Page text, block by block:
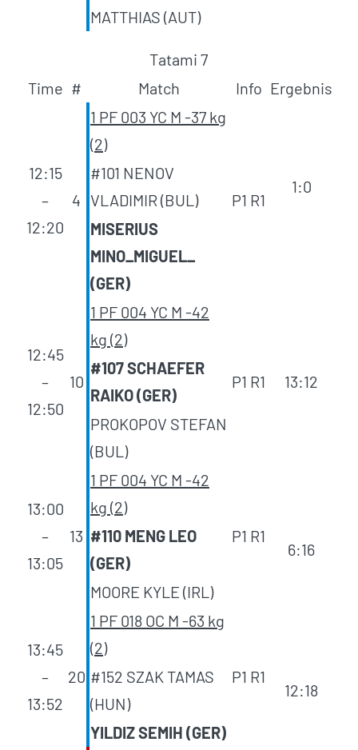
MATTHIAS (AUT)
Tatami 7
Time # Match Info Ergebnis
12:15
–
12:20
4
1 PF 003 YC M -37 kg
(2)
P1 R1
#101 NENOV
VLADIMIR (BUL)
1:0
MISERIUS
MINO_MIGUEL_
(GER)
12:45
–
12:50
10
1 PF 004 YC M -42
kg (2)
P1 R1
#107 SCHAEFER
RAIKO (GER)
13:12
PROKOPOV STEFAN
(BUL)
13:00
–
13:05
13
1 PF 004 YC M -42
kg (2)
P1 R1
#110 MENG LEO
(GER)
6:16
MOORE KYLE (IRL)
13:45
–
13:52
20
1 PF 018 OC M -63 kg
(2)
P1 R1
#152 SZAK TAMAS
(HUN)
12:18
YILDIZ SEMIH (GER)